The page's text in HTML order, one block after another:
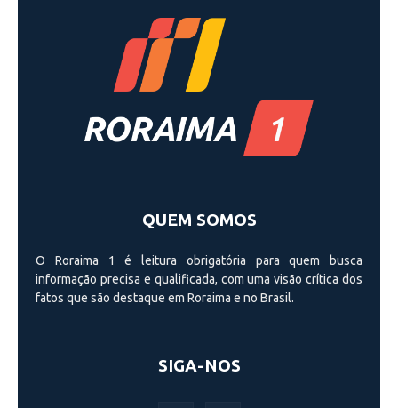
QUEM SOMOS
O Roraima 1 é leitura obrigatória para quem busca
informação precisa e qualificada, com uma visão crí­tica dos
fatos que são destaque em Roraima e no Brasil.
SIGA-NOS